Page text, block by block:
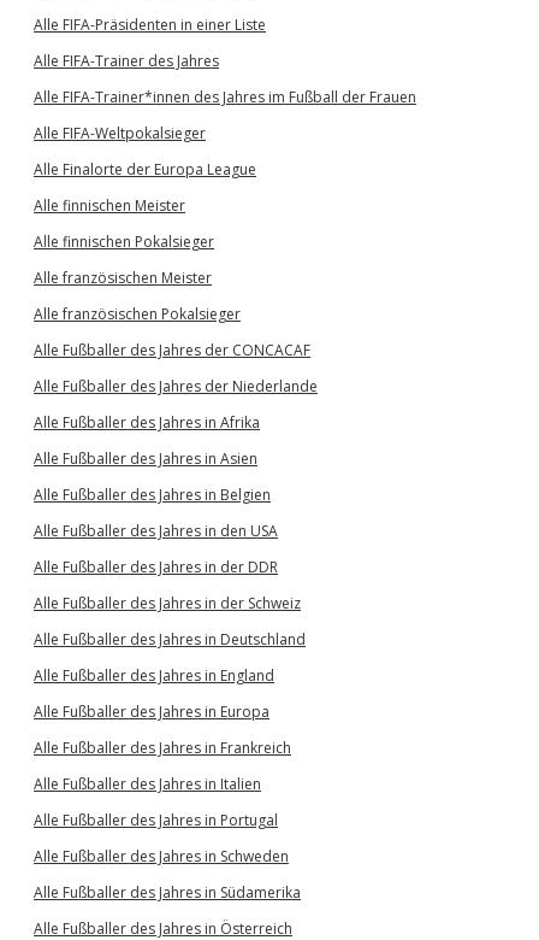
Alle FIFA-Präsidenten in einer Liste
Alle FIFA-Trainer des Jahres
Alle FIFA-Trainer*innen des Jahres im Fußball der Frauen
Alle FIFA-Weltpokalsieger
Alle Finalorte der Europa League
Alle finnischen Meister
Alle finnischen Pokalsieger
Alle französischen Meister
Alle französischen Pokalsieger
Alle Fußballer des Jahres der CONCACAF
Alle Fußballer des Jahres der Niederlande
Alle Fußballer des Jahres in Afrika
Alle Fußballer des Jahres in Asien
Alle Fußballer des Jahres in Belgien
Alle Fußballer des Jahres in den USA
Alle Fußballer des Jahres in der DDR
Alle Fußballer des Jahres in der Schweiz
Alle Fußballer des Jahres in Deutschland
Alle Fußballer des Jahres in England
Alle Fußballer des Jahres in Europa
Alle Fußballer des Jahres in Frankreich
Alle Fußballer des Jahres in Italien
Alle Fußballer des Jahres in Portugal
Alle Fußballer des Jahres in Schweden
Alle Fußballer des Jahres in Südamerika
Alle Fußballer des Jahres in Österreich